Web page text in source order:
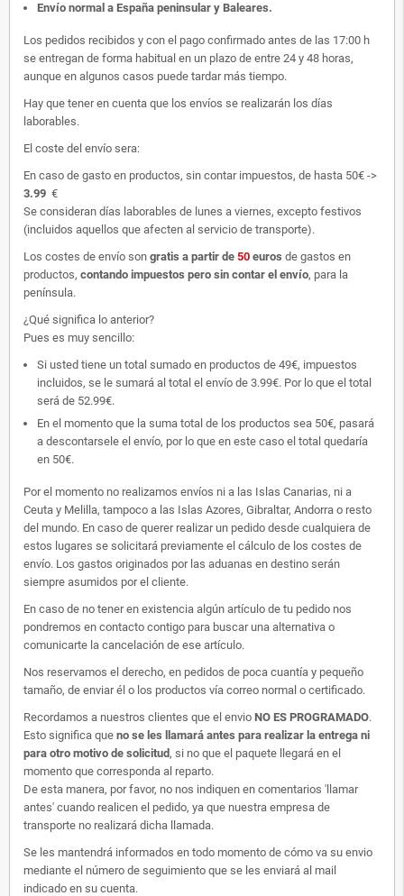
Envío normal a España peninsular y Baleares.
Los pedidos recibidos y con el pago confirmado antes de las 17:00 h
se entregan de forma habitual en un plazo de entre 24 y 48 horas,
aunque en algunos casos puede tardar más tiempo.
Hay que tener en cuenta que los envíos se realizarán los días
laborables.
El coste del envío sera:
En caso de gasto en productos, sin contar impuestos, de hasta 50€ ->
3.99 €
Se consideran días laborables de lunes a viernes, excepto festivos
(incluidos aquellos que afecten al servicio de transporte).
Los costes de envío son gratis a partir de 50 euros de gastos en
productos, contando impuestos pero sin contar el envío, para la
península.
¿Qué significa lo anterior?
Pues es muy sencillo:
Si usted tiene un total sumado en productos de 49€, impuestos
incluidos, se le sumará al total el envío de 3.99€. Por lo que el total
será de 52.99€.
En el momento que la suma total de los productos sea 50€, pasará
a descontarsele el envío, por lo que en este caso el total quedaría
en 50€.
Por el momento no realizamos envíos ni a las Islas Canarias, ni a
Ceuta y Melilla, tampoco a las Islas Azores, Gibraltar, Andorra o resto
del mundo. En caso de querer realizar un pedido desde cualquiera de
estos lugares se solicitará previamente el cálculo de los costes de
envío. Los gastos originados por las aduanas en destino serán
siempre asumidos por el cliente.
En caso de no tener en existencia algún artículo de tu pedido nos
pondremos en contacto contigo para buscar una alternativa o
comunicarte la cancelación de ese artículo.
Nos reservamos el derecho, en pedidos de poca cuantía y pequeño
tamaño, de enviar él o los productos vía correo normal o certificado.
Recordamos a nuestros clientes que el envio NO ES PROGRAMADO.
Esto significa que no se les llamará antes para realizar la entrega ni
para otro motivo de solicitud, si no que el paquete llegará en el
momento que corresponda al reparto.
De esta manera, por favor, no nos indiquen en comentarios 'llamar
antes' cuando realicen el pedido, ya que nuestra empresa de
transporte no realizará dicha llamada.
Se les mantendrá informados en todo momento de cómo va su envio
mediante el número de seguimiento que se les enviará al mail
indicado en su cuenta.